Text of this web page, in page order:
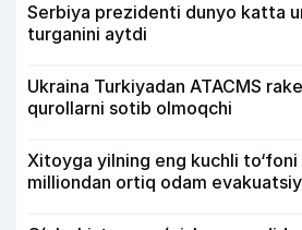
Serbiya prezidenti dunyo katta
turganini aytdi
Ukraina Turkiyadan ATACMS
qurollarni sotib olmoqchi
Xitoyga yilning eng kuchli to‘foni
milliondan ortiq odam